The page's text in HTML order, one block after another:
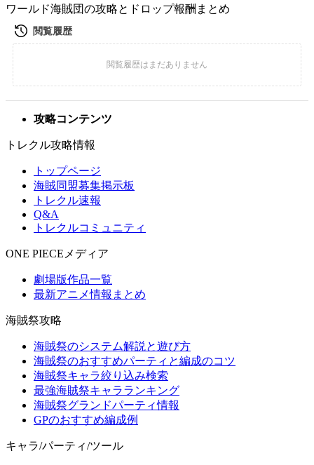
ワールド海賊団の攻略とドロップ報酬まとめ
攻略コンテンツ
トレクル攻略情報
トップページ
海賊同盟募集掲示板
トレクル速報
Q&A
トレクルコミュニティ
ONE PIECEメディア
劇場版作品一覧
最新アニメ情報まとめ
海賊祭攻略
海賊祭のシステム解説と遊び方
海賊祭のおすすめパーティと編成のコツ
海賊祭キャラ絞り込み検索
最強海賊祭キャラランキング
海賊祭グランドパーティ情報
GPのおすすめ編成例
キャラ/パーティ/ツール